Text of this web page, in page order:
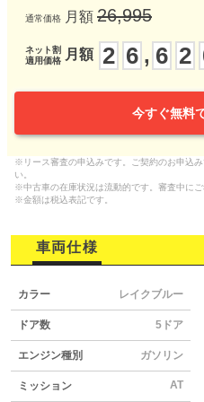
通常価格 月額 26,995
ネット割
適用価格
月額 2 6 , 6 2
今すぐ無料
※リース審査の申込みです。ご契約のお申込
い。
※中古車の在庫状況は流動的です。審査中に
※金額は税込表記です。
車両仕様
カラー レイクブルー
ドア数 5ドア
エンジン種別 ガソリン
ミッション AT